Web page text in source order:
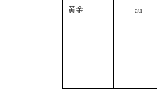
黄金 au